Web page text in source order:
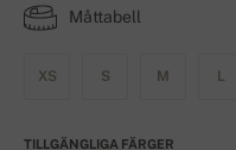
Måttabell
XS S M L
TILLGÄNGLIGA FÄRGER